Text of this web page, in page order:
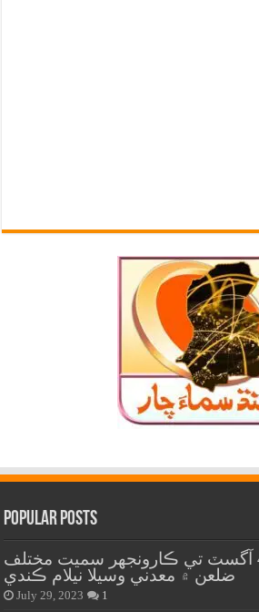
Popular Posts
سنڌ حڪومت 4 آگسٽ تي ڪارونجهر سميت مختلف
ضلعن ۾ معدني وسيلا نيلام ڪندي
July 29, 2023 1